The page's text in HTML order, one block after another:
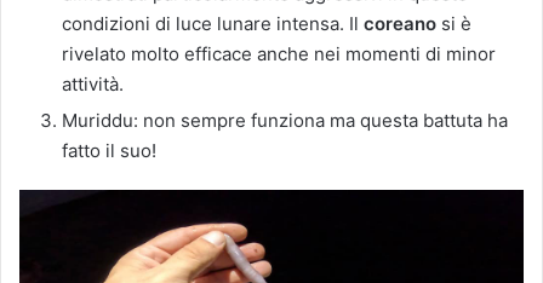
condizioni di luce lunare intensa. Il coreano si è
rivelato molto efficace anche nei momenti di minor
attività.
Muriddu: non sempre funziona ma questa battuta ha
fatto il suo!